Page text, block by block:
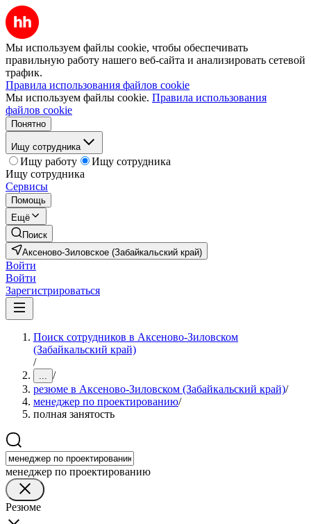
Мы используем файлы cookie, чтобы обеспечивать
правильную работу нашего веб-сайта и анализировать сетевой
трафик.
Правила использования файлов cookie
Мы используем файлы cookie. Правила использования
файлов cookie
Понятно
Ищу сотрудника
Ищу работу
Ищу сотрудника
Ищу сотрудника
Сервисы
Помощь
Ещё
Поиск
Аксеново-Зиловское (Забайкальский край)
Войти
Войти
Зарегистрироваться
Поиск сотрудников в Аксеново-Зиловском
(Забайкальский край)
/
... /
резюме в Аксеново-Зиловском (Забайкальский край)/
менеджер по проектированию/
полная занятость
менеджер по проектированию
Резюме